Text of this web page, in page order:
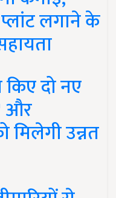
लगाने के
दो नए
और
मिलेगी उन्नत